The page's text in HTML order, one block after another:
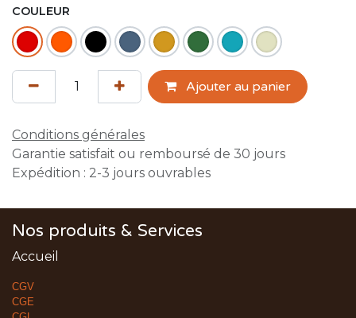
COULEUR
Ajouter au panier
Conditions générales
Garantie satisfait ou remboursé de 30 jours
Expédition : 2-3 jours ouvrables
Nos produits & Services
Accueil
CGV
CGE